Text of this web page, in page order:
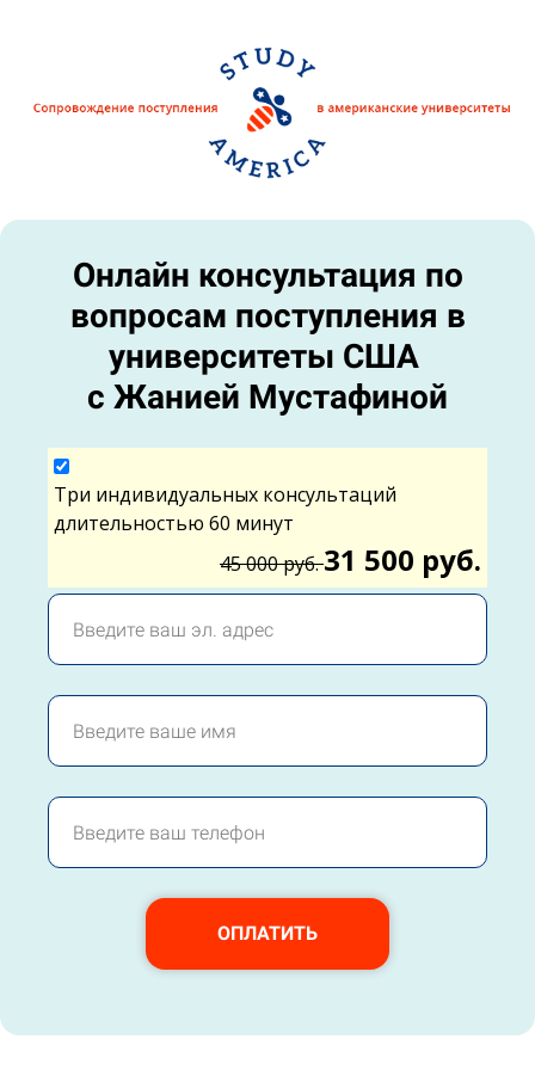
Онлайн консультация по
вопросам поступления в
университеты США
с Жанией Мустафиной
Три индивидуальных консультаций
длительностью 60 минут
45 000 руб.31 500 руб.
ОПЛАТИТЬ